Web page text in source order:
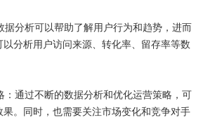
分析可以帮助了解用户行为和趋势，进而
分析用户访问来源、转化率、留存率等数
通过不断的数据分析和优化运营策略，可
果。同时，也需要关注市场变化和竞争对手